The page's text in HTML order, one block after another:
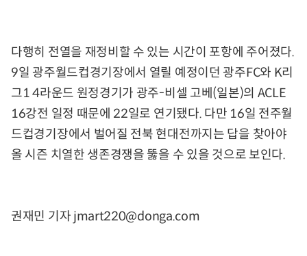
다행히 전열을 재정비할 수 있는 시간이 포항에 주어졌다.
9일 광주월드컵경기장에서 열릴 예정이던 광주FC와 K리
그1 4라운드 원정경기가 광주-비셀 고베(일본)의 ACLE
16강전 일정 때문에 22일로 연기됐다. 다만 16일 전주월
드컵경기장에서 벌어질 전북 현대전까지는 답을 찾아야
올 시즌 치열한 생존경쟁을 뚫을 수 있을 것으로 보인다.
권재민 기자 jmart220@donga.com